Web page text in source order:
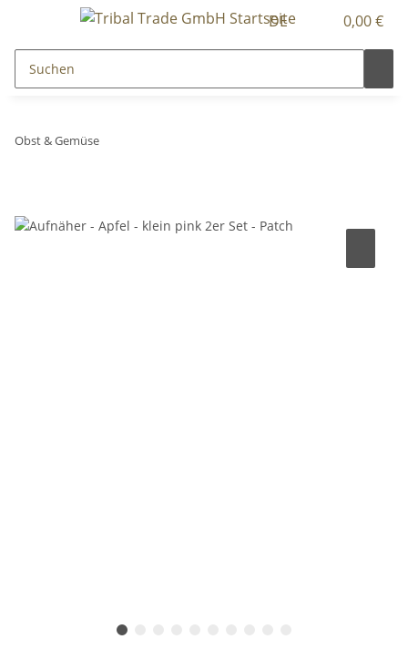
DE 0,00 €
Obst & Gemüse